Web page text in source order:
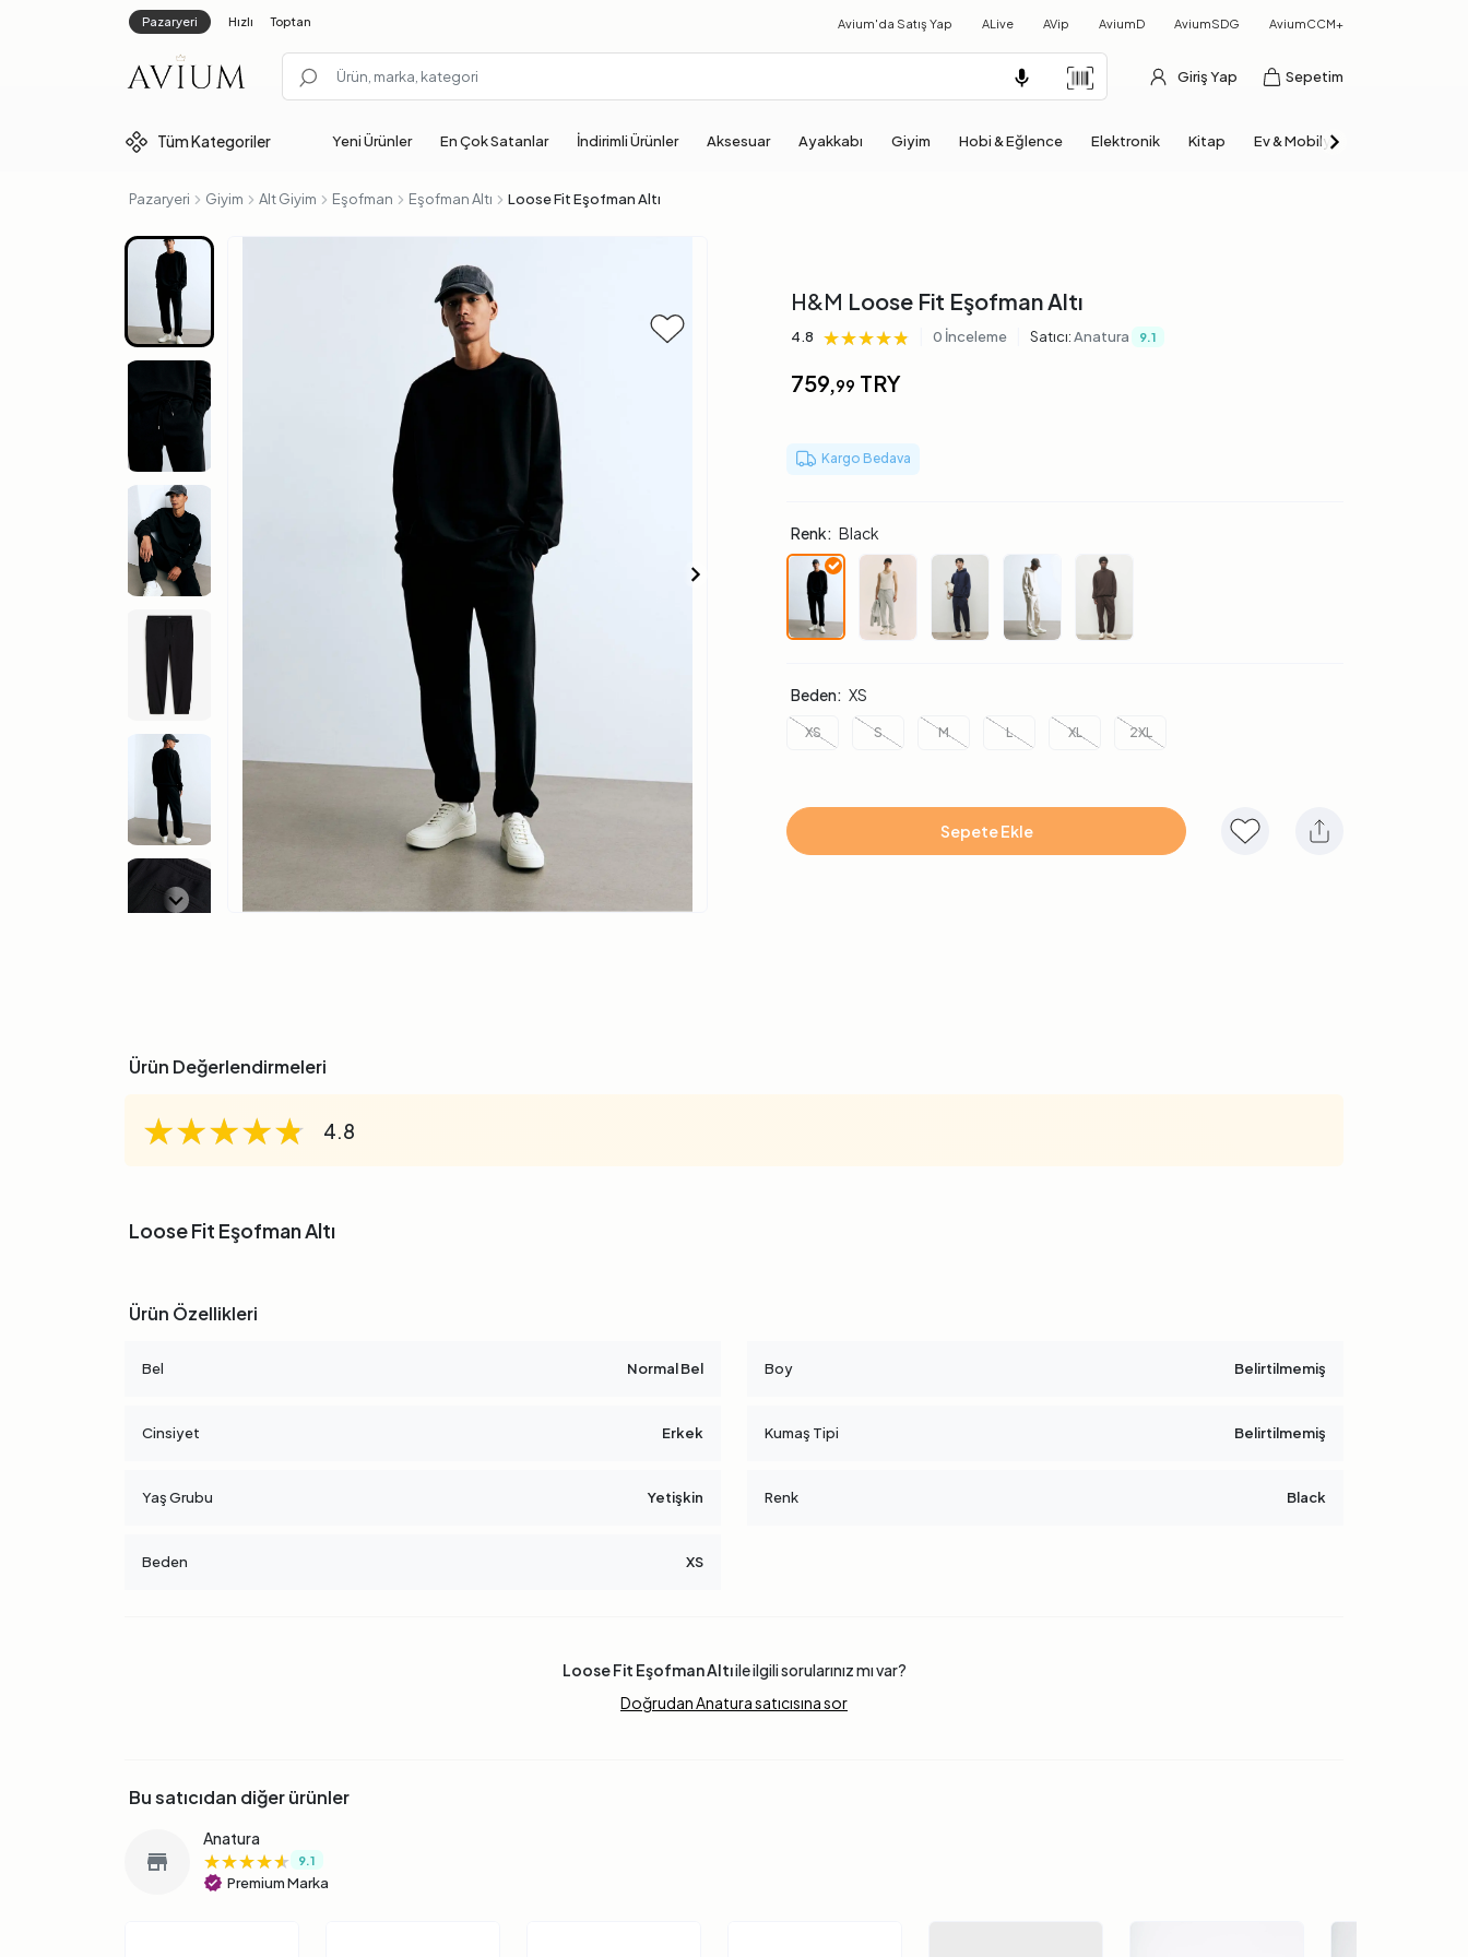
Pazaryeri Hızlı Toptan Avium'da Satış Yap ALive AVip AviumD AviumSDG AviumCCM+
Giriş Yap Sepetim
TümKategoriler Yeni Ürünler En Çok Satanlar İndirimli Ürünler Aksesuar Ayakkabı Giyim Hobi & Eğlence Elektronik Kitap Ev & Mobilya
Pazaryeri Giyim Alt Giyim Eşofman Eşofman Altı Loose Fit Eşofman Altı
H&M Loose Fit Eşofman Altı
4.8 ★★★★★
★★★★★
★★★★★ 0 İnceleme Satıcı:Anatura 9.1
759,99 TRY
Kargo Bedava
Renk: Black
Beden: XS
XS S M L XL 2XL
Sepete Ekle
Ürün Değerlendirmeleri
★★★★★
★★★★★
★★★★★ 4.8
Loose Fit Eşofman Altı
Ürün Özellikleri
Bel Normal Bel Boy Belirtilmemiş
Cinsiyet Erkek Kumaş Tipi Belirtilmemiş
Yaş Grubu Yetişkin Renk Black
Beden XS
Loose Fit Eşofman Altıile ilgili sorularınız mı var?
Doğrudan Anatura satıcısına sor
Bu satıcıdan diğer ürünler
store
Anatura
★★★★★
★★★★★
★★★★★ 9.1
verified Premium Marka